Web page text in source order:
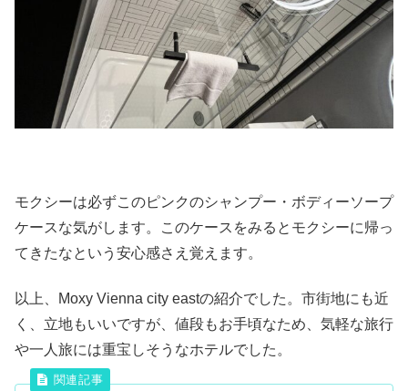
モクシーは必ずこのピンクのシャンプー・ボディーソープ
ケースな気がします。このケースをみるとモクシーに帰っ
てきたなという安心感さえ覚えます。
以上、Moxy Vienna city eastの紹介でした。市街地にも近
く、立地もいいですが、値段もお手頃なため、気軽な旅行
や一人旅には重宝しそうなホテルでした。